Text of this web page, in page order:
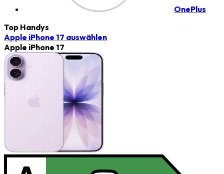
OnePlus
Top Handys
Apple iPhone 17 auswählen
Apple iPhone 17